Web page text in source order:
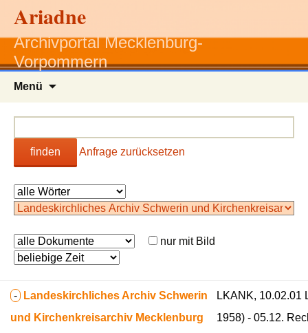
Ariadne
Archivportal Mecklenburg-
Vorpommern
Menü
finden Anfrage zurücksetzen
nur mit Bild
- Landeskirchliches Archiv Schwerin
und Kirchenkreisarchiv Mecklenburg
LKANK, 10.02.01
1958) - 05.12.